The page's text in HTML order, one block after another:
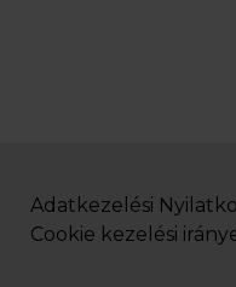
Adatkezelési
Cookie kezelési